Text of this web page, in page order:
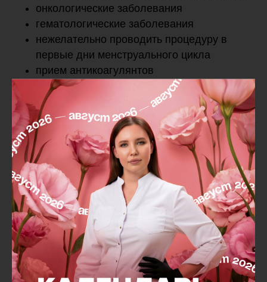
онкологические заболевания
гематологические заболевания
нежелательно проводить процедуру в
первые дни менструального цикла
прием антикоагулянтов
(ацетилсалициловой кислоты и других)
снижение функции щитовидной железы
(гипотиреоз) в стадии суб- или
декомпенсации
сердечно-сосудистые заболевания